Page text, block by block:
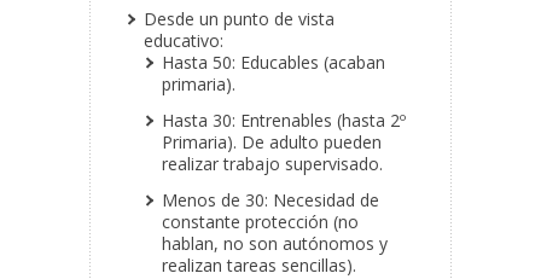
Desde un punto de vista
educativo:
Hasta 50: Educables (acaban
primaria).
Hasta 30: Entrenables (hasta 2º
Primaria). De adulto pueden
realizar trabajo supervisado.
Menos de 30: Necesidad de
constante protección (no
hablan, no son autónomos y
realizan tareas sencillas).